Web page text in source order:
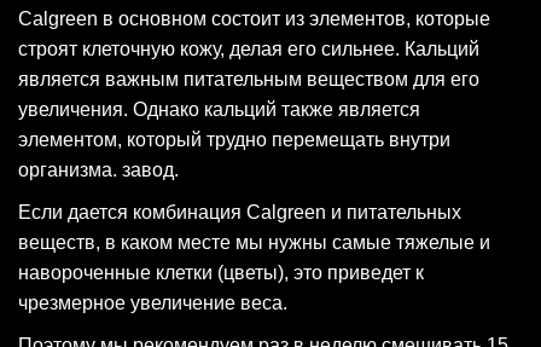
Calgreen в основном состоит из элементов, которые
строят клеточную кожу, делая его сильнее. Кальций
является важным питательным веществом для его
увеличения. Однако кальций также является
элементом, который трудно перемещать внутри
организма. завод.
Если дается комбинация Calgreen и питательных
веществ, в каком месте мы нужны самые тяжелые и
навороченные клетки (цветы), это приведет к
чрезмерное увеличение веса.